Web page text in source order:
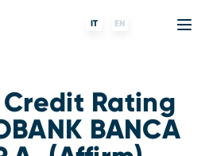
IT EN
Rating
BANCA